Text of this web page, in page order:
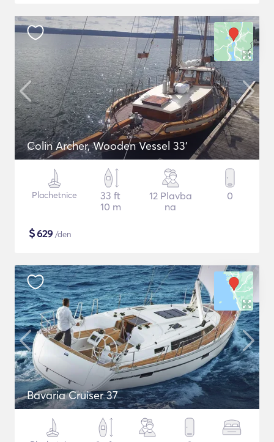
Colin Archer, Wooden Vessel 33'
Plachetnice
33 ft
10 m
12 Plavba
na
0
$629 /den
Bavaria Cruiser 37